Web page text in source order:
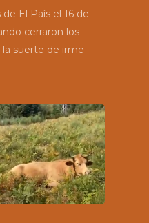
El País el 16 de
cerraron los
suerte de irme